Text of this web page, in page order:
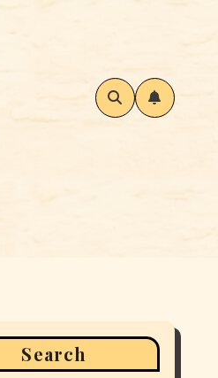
Search